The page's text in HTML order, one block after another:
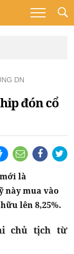
DN
đón cổ
là
này mua vào
lên 8,25%.
chủ tịch từ